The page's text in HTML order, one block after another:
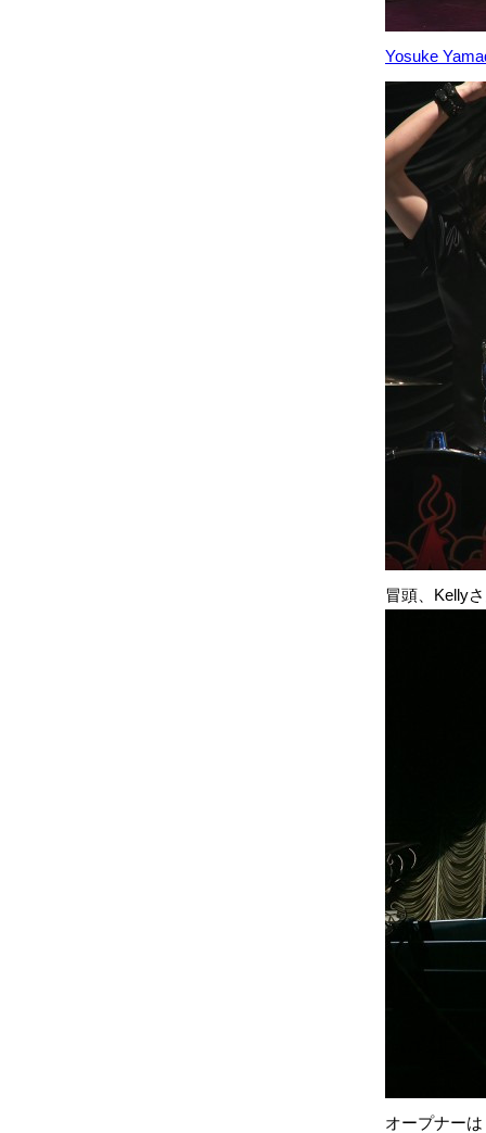
Yosuke
冒頭、Kelly
オープナー